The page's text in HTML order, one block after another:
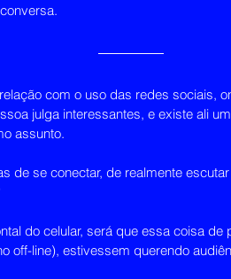
com o uso das redes sociais,
julga interessantes, e existe ali
assunto.
de se conectar, de realmente
do celular, será que essa coisa de
off-line), estivessem querendo